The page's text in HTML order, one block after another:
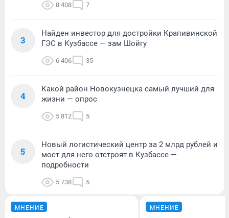
8 408 7
3
Найден инвестор для достройки Крапивинской
ГЭС в Кузбассе — зам Шойгу
6 406 35
4
Какой район Новокузнецка самый лучший для
жизни — опрос
5 812 5
5
Новый логистический центр за 2 млрд рублей и
мост для него отстроят в Кузбассе —
подробности
5 738 5
МНЕНИЕ МНЕНИЕ